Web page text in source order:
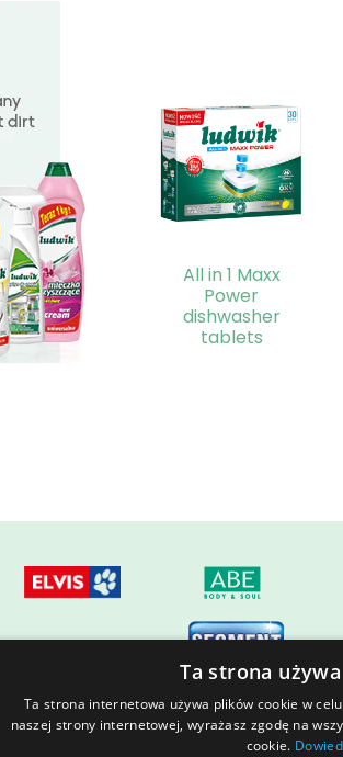
All in 1 Maxx
Power
dishwasher
tablets
Ta strona
Ta strona internetowa używa plików cookie w
naszej strony internetowej, wyrażasz zgodę na
cookie.